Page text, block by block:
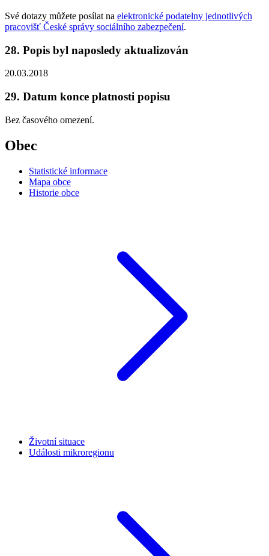
Své dotazy můžete posílat na elektronické podatelny jednotlivých
pracovišť České správy sociálního zabezpečení.
28. Popis byl naposledy aktualizován
20.03.2018
29. Datum konce platnosti popisu
Bez časového omezení.
Obec
Statistické informace
Mapa obce
Historie obce
Životní situace
Události mikroregionu